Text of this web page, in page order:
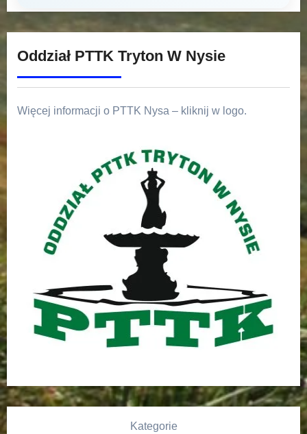
Oddział PTTK Tryton W Nysie
Więcej informacji o PTTK Nysa – kliknij w logo.
Kategorie